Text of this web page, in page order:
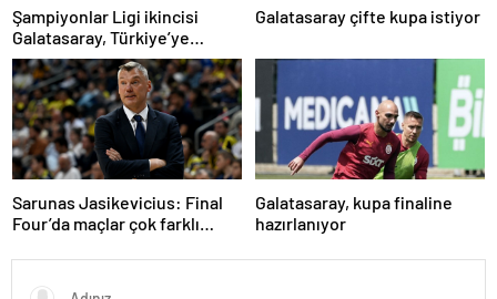
Şampiyonlar Ligi ikincisi
Galatasaray, Türkiye’ye
döndü
Galatasaray çifte kupa istiyor
Sarunas Jasikevicius: Final
Four’da maçlar çok farklı
Galatasaray, kupa finaline
hazırlanıyor